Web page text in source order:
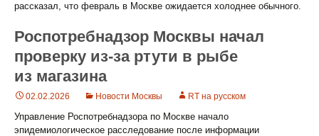
рассказал, что февраль в Москве ожидается холоднее обычного.
Роспотребнадзор Москвы начал
проверку из-за ртути в рыбе
из магазина
02.02.2026 Новости Москвы RT на русском
Управление Роспотребнадзора по Москве начало
эпидемиологическое расследование после информации